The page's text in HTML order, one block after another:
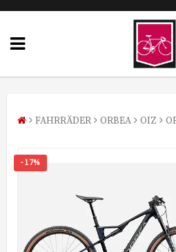
FAHRRÄDER ORBEA OIZ
- 17%